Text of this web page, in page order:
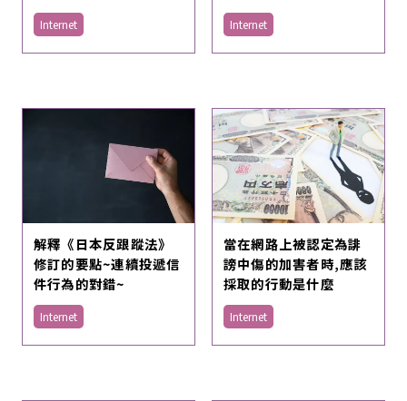
Internet Internet
解釋《日本反跟蹤法》
修訂的要點~連續投遞信
件行為的對錯~
Internet
當在網路上被認定為誹
謗中傷的加害者時,應該
採取的行動是什麼
Internet